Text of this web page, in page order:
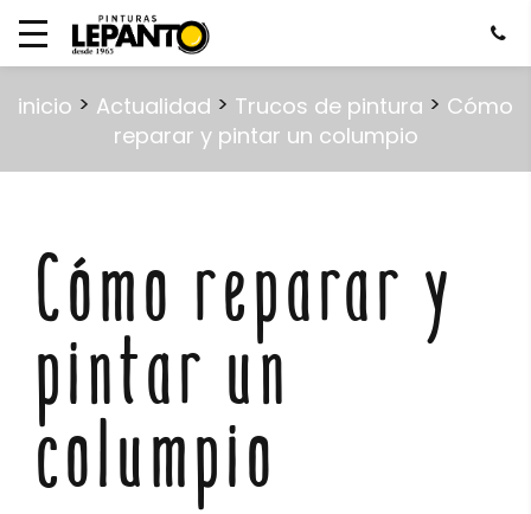
inicio > Actualidad > Trucos de pintura > Cómo
reparar y pintar un columpio
Cómo reparar y
pintar un
columpio